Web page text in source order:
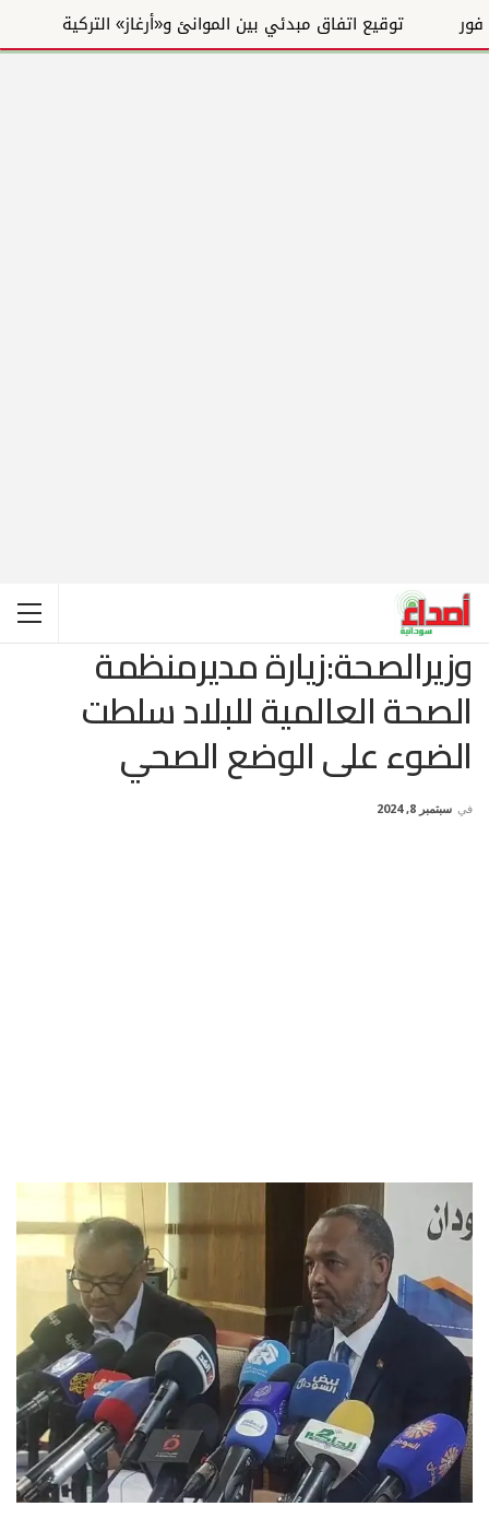
توقيع اتفاق مبدئي بين الموانئ و«أرغاز» التركية
وزيرالصحة:زيارة مديرمنظمة
الصحة العالمية للبلاد سلطت
الضوء على الوضع الصحي
في سبتمبر 8, 2024